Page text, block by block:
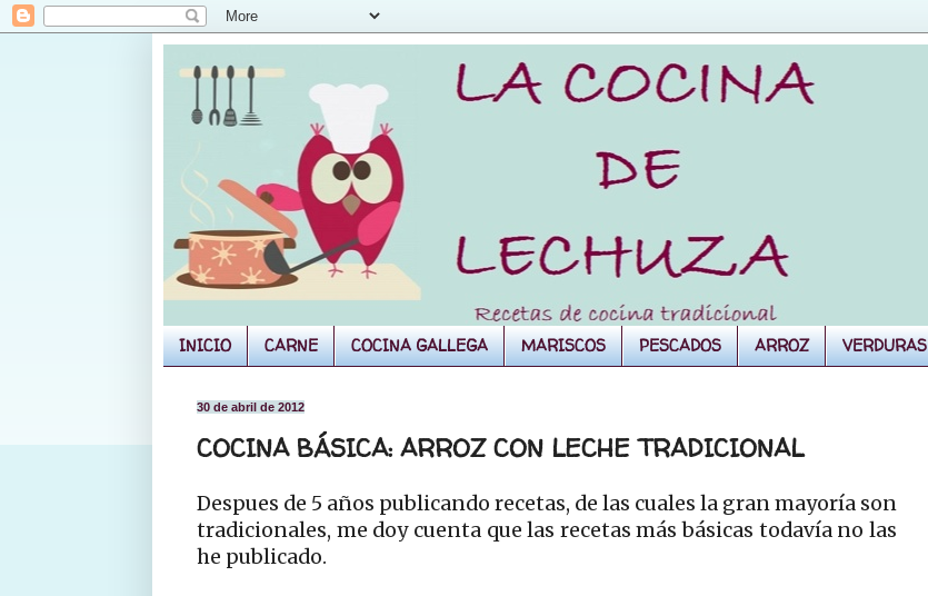
INICIO CARNE COCINA GALLEGA MARISCOS PESCADOS ARROZ VERDURAS
30 de abril de 2012
COCINA BÁSICA: ARROZ CON LECHE TRADICIONAL
Despues de 5 años publicando recetas, de las cuales la gran mayoría son
tradicionales, me doy cuenta que las recetas más básicas todavía no las
he publicado.